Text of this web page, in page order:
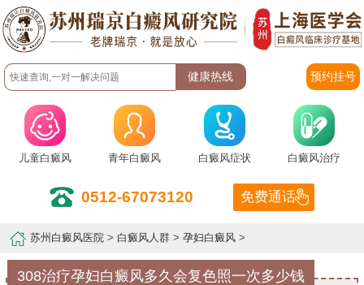
预约挂号
儿童白癜风 青年白癜风 白癜风症状 白癜风治疗
0512-67073120 免费通话
苏州白癜风医院 > 白癜风人群 >孕妇白癜风 >
308治疗孕妇白癜风多久会复色照一次多少钱